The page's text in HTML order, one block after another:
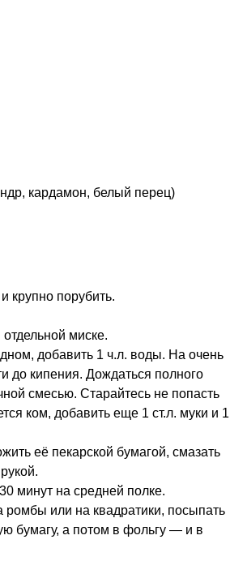
кардамон, белый перец)
крупно порубить.
миске.
добавить 1 ч.л. воды. На очень
до кипения. Дождаться полного
смесью. Старайтесь не попасть
ком, добавить еще 1 ст.л. муки и 1
её пекарской бумагой, смазать
минут на средней полке.
ромбы или на квадратики, посыпать
бумагу, а потом в фольгу — и в